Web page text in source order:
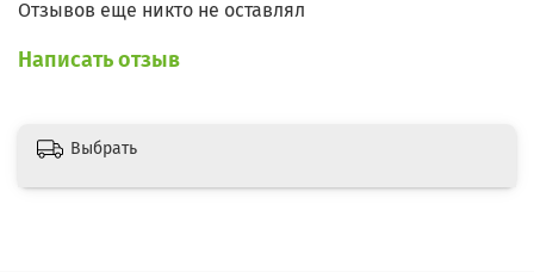
Отзывов еще никто не оставлял
Написать отзыв
Выбрать